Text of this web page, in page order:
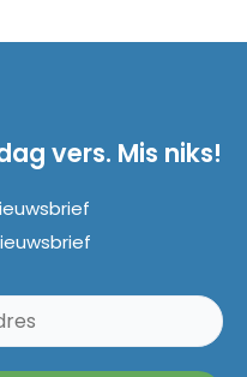
vers. Mis niks!